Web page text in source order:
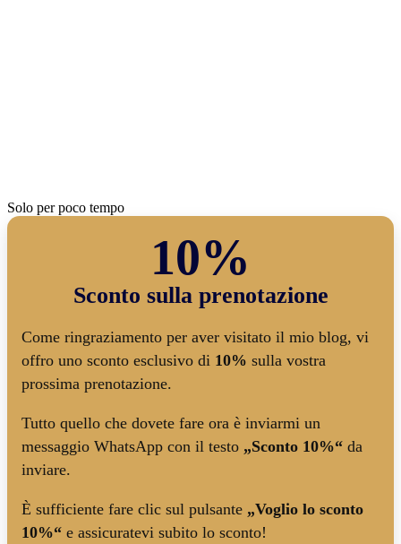
Solo per poco tempo
10%
Sconto sulla prenotazione
Come ringraziamento per aver visitato il mio blog, vi
offro uno sconto esclusivo di 10% sulla vostra
prossima prenotazione.
Tutto quello che dovete fare ora è inviarmi un
messaggio WhatsApp con il testo „Sconto 10%“ da
inviare.
È sufficiente fare clic sul pulsante „Voglio lo sconto
10%“ e assicuratevi subito lo sconto!